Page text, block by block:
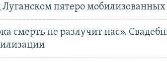
Луганском пятеро
смерть не разлучит нас».